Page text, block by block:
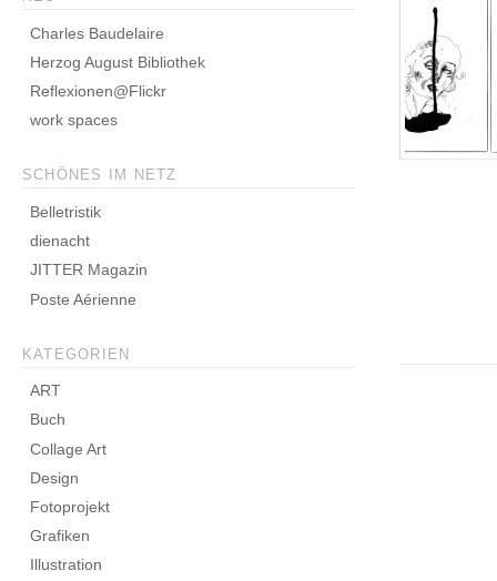
Charles Baudelaire
Herzog August Bibliothek
Reflexionen@Flickr
work spaces
SCHÖNES IM NETZ
Belletristik
dienacht
JITTER Magazin
Poste Aérienne
KATEGORIEN
ART
Buch
Collage Art
Design
Fotoprojekt
Grafiken
Illustration